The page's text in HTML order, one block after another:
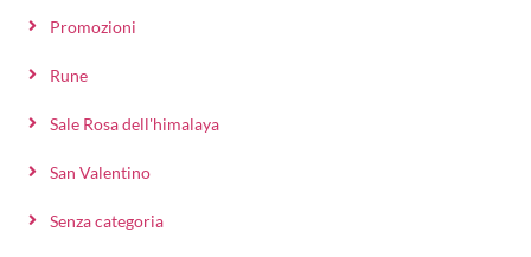
Promozioni
Rune
Sale Rosa dell'himalaya
San Valentino
Senza categoria